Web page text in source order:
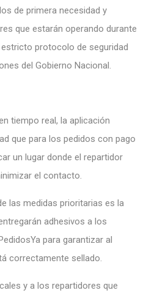
de primera necesidad y
que estarán operando durante
protocolo de seguridad
del Gobierno Nacional.
tiempo real, la aplicación
que para los pedidos con pago
un lugar donde el repartidor
el contacto.
las medidas prioritarias es la
adhesivos a los
para garantizar al
correctamente sellado.
y a los repartidores que